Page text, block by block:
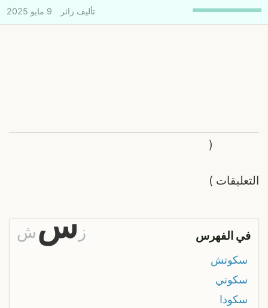
تأليف زائر 9 مايو 2025
التعليقات
(
)
في الفهرس ز سش
سكوتش
سكوتي
سكودا